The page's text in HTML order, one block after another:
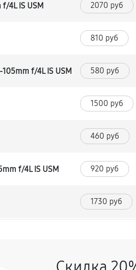
f/4L IS USM 2070 руб
810 руб
f/4L IS USM 580 руб
1500 руб
460 руб
f/4L IS USM 920 руб
1730 руб
460 руб